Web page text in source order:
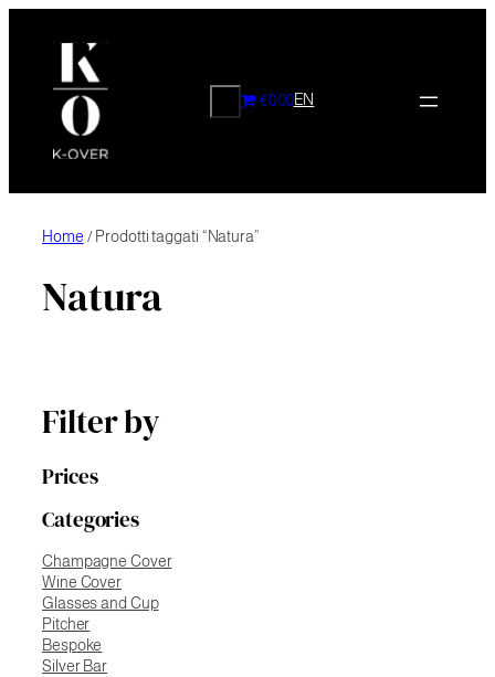
CERCA€0.00EN
Home / Prodotti taggati “Natura”
Natura
Filter by
Prices
Categories
Champagne Cover
Wine Cover
Glasses and Cup
Pitcher
Bespoke
Silver Bar